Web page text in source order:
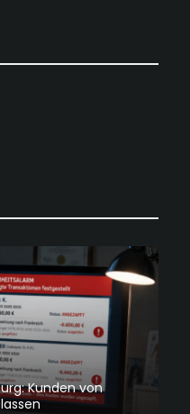
Kunden von